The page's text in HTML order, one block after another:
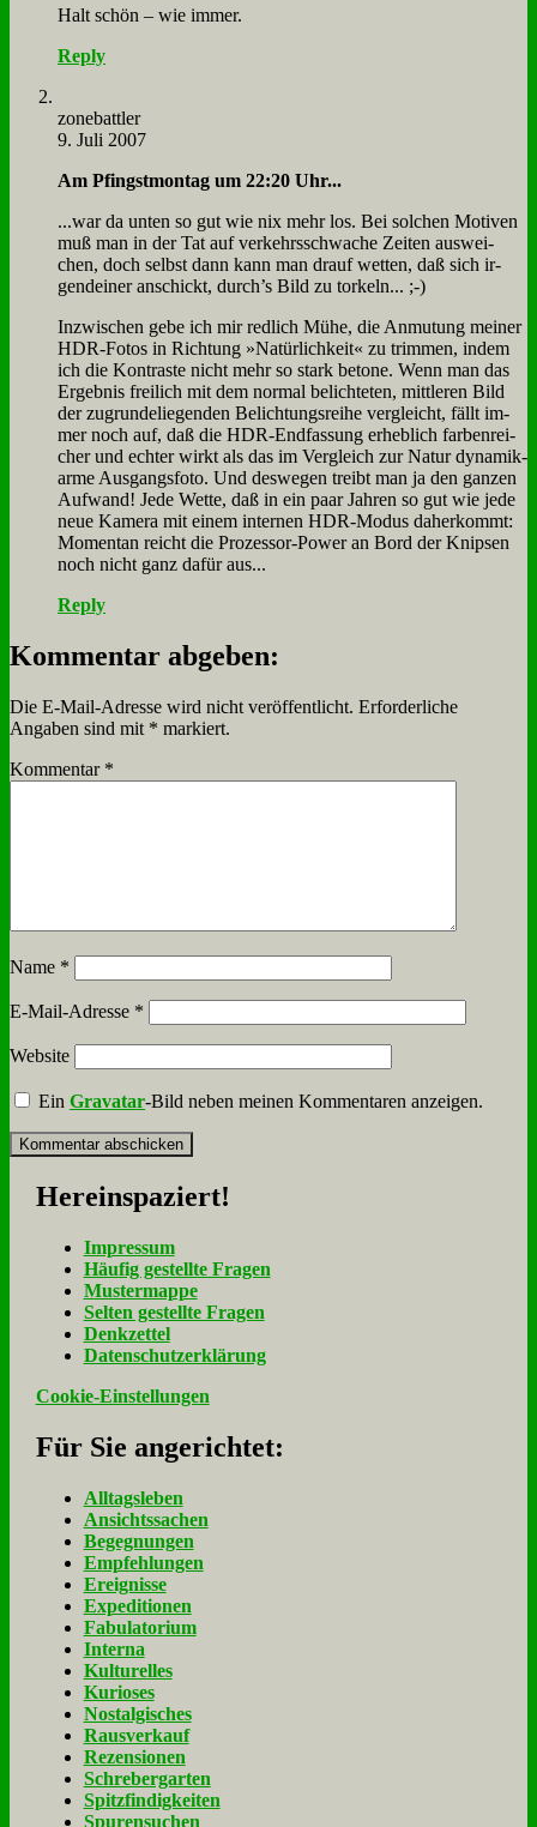
Halt schön – wie im­mer.
Reply
zone­batt­ler
9. Juli 2007
Am Pfingst­mon­tag um 22:20 Uhr...
...war da un­ten so gut wie nix mehr los. Bei sol­chen Mo­ti­ven
muß man in der Tat auf ver­kehrs­schwa­che Zei­ten aus­wei­
chen, doch selbst dann kann man drauf wet­ten, daß sich ir­
gend­ei­ner an­schickt, durch’s Bild zu tor­keln... ;-)
In­zwi­schen ge­be ich mir red­lich Mü­he, die An­mu­tung mei­ner
HDR-Fo­tos in Rich­tung »Na­tür­lich­keit« zu trim­men, in­dem
ich die Kon­tra­ste nicht mehr so stark be­to­ne. Wenn man das
Er­geb­nis frei­lich mit dem nor­mal be­lich­te­ten, mitt­le­ren Bild
der zu­grun­de­lie­gen­den Be­lich­tungs­rei­he ver­gleicht, fällt im­
mer noch auf, daß die HDR-End­fas­sung er­heb­lich far­ben­rei­
cher und ech­ter wirkt als das im Ver­gleich zur Na­tur dy­na­mik­
ar­me Aus­gangs­fo­to. Und des­we­gen treibt man ja den gan­zen
Auf­wand! Je­de Wet­te, daß in ein paar Jah­ren so gut wie je­de
neue Ka­me­ra mit ei­nem in­ter­nen HDR-Mo­dus da­her­kommt:
Mo­men­tan reicht die Pro­zes­sor-Power an Bord der Knip­sen
noch nicht ganz da­für aus...
Reply
Kommentar abgeben:
Die E-Mail-Adresse wird nicht veröffentlicht. Erforderliche
Angaben sind mit * markiert.
Kommentar *
Name *
E-Mail-Adresse *
Website
EinGravatar-Bild neben meinen Kommentaren anzeigen.
Her­ein­spa­ziert!
Im­pres­sum
Häu­fig ge­stell­te Fra­gen
Mu­ster­map­pe
Sel­ten ge­stell­te Fra­gen
Denk­zet­tel
Da­ten­schutz­er­klä­rung
Cookie-Einstellungen
Für Sie an­ge­rich­tet:
Alltagsleben
Ansichtssachen
Begegnungen
Empfehlungen
Ereignisse
Expeditionen
Fabulatorium
Interna
Kulturelles
Kurioses
Nostalgisches
Rausverkauf
Rezensionen
Schrebergarten
Spitzfindigkeiten
Spurensuchen